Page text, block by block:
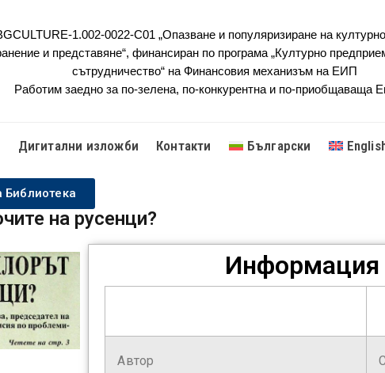
1.002-0022-C01 „Опазване и популяризиране на
и представяне“, финансиран по програма „Културно
сътрудничество“ на Финансовия механизъм на ЕИП
Работим заедно за по-зелена, по-конкурентна и по-приобщаваща
Дигитални изложби Контакти Български
Библиотека
на русенци?
Информация
Автор